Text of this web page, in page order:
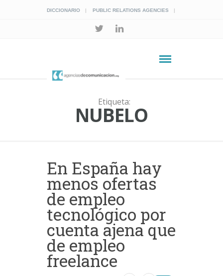
DICCIONARIO PUBLIC RELATIONS AGENCIES
Etiqueta:
NUBELO
En España hay
menos ofertas
de empleo
tecnológico por
cuenta ajena que
de empleo
freelance